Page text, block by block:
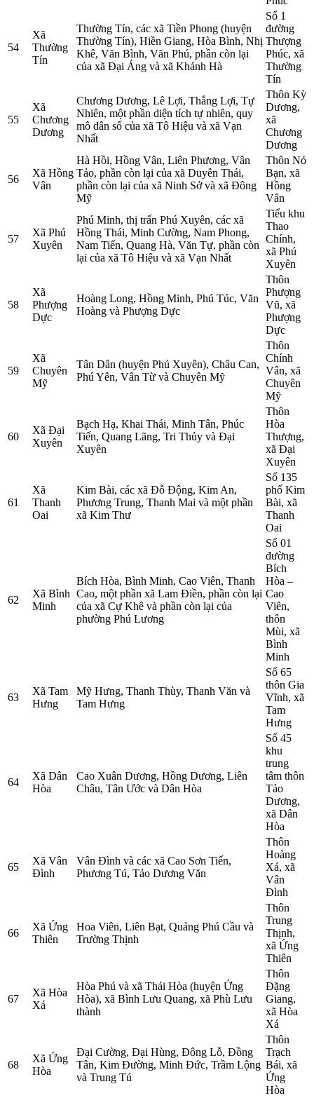
54
Xã
Thường
Tín
Thường Tín, các xã Tiền Phong (huyện
Thường Tín), Hiền Giang, Hòa Bình, Nhị
Khê, Văn Bình, Văn Phú, phần còn lại
của xã Đại Áng và xã Khánh Hà
Số 1
đường
Thượng
Phúc, xã
Thường
Tín
55
Xã
Chương
Dương
Chương Dương, Lê Lợi, Thắng Lợi, Tự
Nhiên, một phần diện tích tự nhiên, quy
mô dân số của xã Tô Hiệu và xã Vạn
Nhất
Thôn Kỳ
Dương,
xã
Chương
Dương
56
Xã Hồng
Vân
Hà Hồi, Hồng Vân, Liên Phương, Vân
Tảo, phần còn lại của xã Duyên Thái,
phần còn lại của xã Ninh Sở và xã Đông
Mỹ
Thôn Nỏ
Bạn, xã
Hồng
Vân
57
Xã Phú
Xuyên
Phú Minh, thị trấn Phú Xuyên, các xã
Hồng Thái, Minh Cường, Nam Phong,
Nam Tiến, Quang Hà, Văn Tự, phần còn
lại của xã Tô Hiệu và xã Vạn Nhất
Tiểu khu
Thao
Chính,
xã Phú
Xuyên
58
Xã
Phượng
Dực
Hoàng Long, Hồng Minh, Phú Túc, Văn
Hoàng và Phượng Dực
Thôn
Phượng
Vũ, xã
Phượng
Dực
59
Xã
Chuyên
Mỹ
Tân Dân (huyện Phú Xuyên), Châu Can,
Phú Yên, Vân Từ và Chuyên Mỹ
Thôn
Chính
Vân, xã
Chuyên
Mỹ
60
Xã Đại
Xuyên
Bạch Hạ, Khai Thái, Minh Tân, Phúc
Tiến, Quang Lãng, Tri Thủy và Đại
Xuyên
Thôn
Hòa
Thượng,
xã Đại
Xuyên
61
Xã
Thanh
Oai
Kim Bài, các xã Đỗ Động, Kim An,
Phương Trung, Thanh Mai và một phần
xã Kim Thư
Số 135
phố Kim
Bài, xã
Thanh
Oai
62
Xã Bình
Minh
Bích Hòa, Bình Minh, Cao Viên, Thanh
Cao, một phần xã Lam Điền, phần còn lại
của xã Cự Khê và phần còn lại của
phường Phú Lương
Số 01
đường
Bích
Hòa –
Cao
Viên,
thôn
Mùi, xã
Bình
Minh
63
Xã Tam
Hưng
Mỹ Hưng, Thanh Thùy, Thanh Văn và
Tam Hưng
Số 65
thôn Gia
Vĩnh, xã
Tam
Hưng
64
Xã Dân
Hòa
Cao Xuân Dương, Hồng Dương, Liên
Châu, Tân Ước và Dân Hòa
Số 45
khu
trung
tâm thôn
Tảo
Dương,
xã Dân
Hòa
65
Xã Vân
Đình
Vân Đình và các xã Cao Sơn Tiến,
Phương Tú, Tảo Dương Văn
Thôn
Hoàng
Xá, xã
Vân
Đình
66
Xã Ứng
Thiên
Hoa Viên, Liên Bạt, Quảng Phú Cầu và
Trường Thịnh
Thôn
Trung
Thịnh,
xã Ứng
Thiên
67
Xã Hòa
Xá
Hòa Phú và xã Thái Hòa (huyện Ứng
Hòa), xã Bình Lưu Quang, xã Phù Lưu
thành
Thôn
Đặng
Giang,
xã Hòa
Xá
68
Xã Ứng
Hòa
Đại Cường, Đại Hùng, Đông Lỗ, Đồng
Tân, Kim Đường, Minh Đức, Trầm Lộng
và Trung Tú
Thôn
Trạch
Bái, xã
Ứng
Hòa